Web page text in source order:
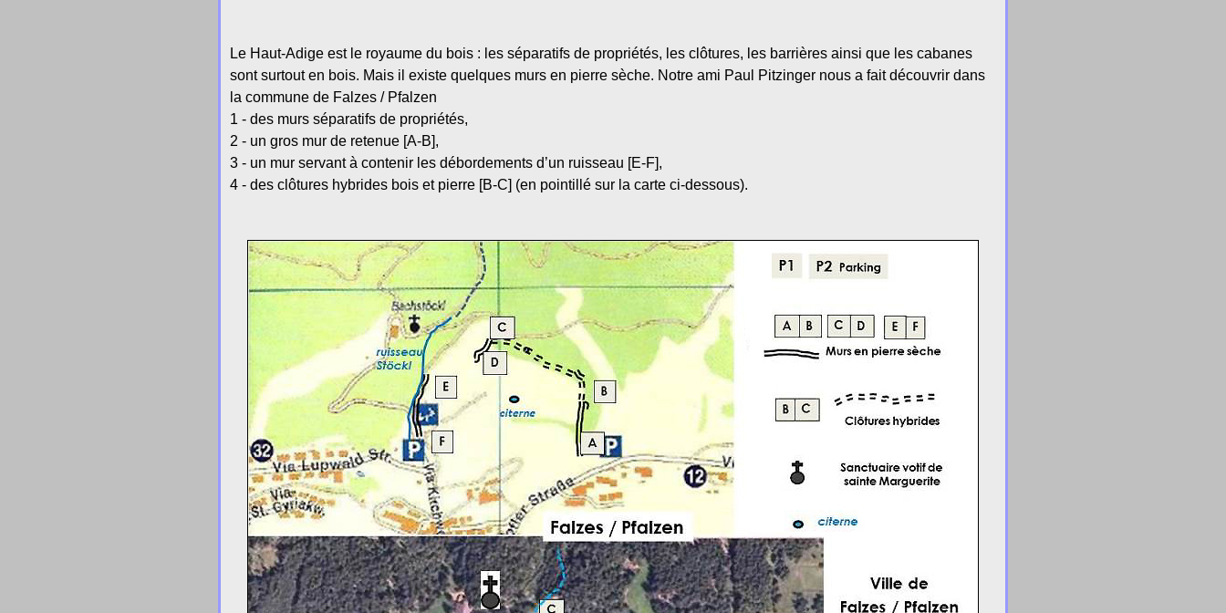
Le Haut-Adige est le royaume du bois : les séparatifs de propriétés, les clôtures, les barrières ainsi que les cabanes
sont surtout en bois. Mais il existe quelques murs en pierre sèche. Notre ami Paul Pitzinger nous a fait découvrir dans
la commune de Falzes / Pfalzen
1 - des murs séparatifs de propriétés,
2 - un gros mur de retenue [A-B],
3 - un mur servant à contenir les débordements d’un ruisseau [E-F],
4 - des clôtures hybrides bois et pierre [B-C] (en pointillé sur la carte ci-dessous).